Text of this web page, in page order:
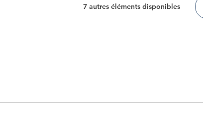
7 autres éléments disponibles